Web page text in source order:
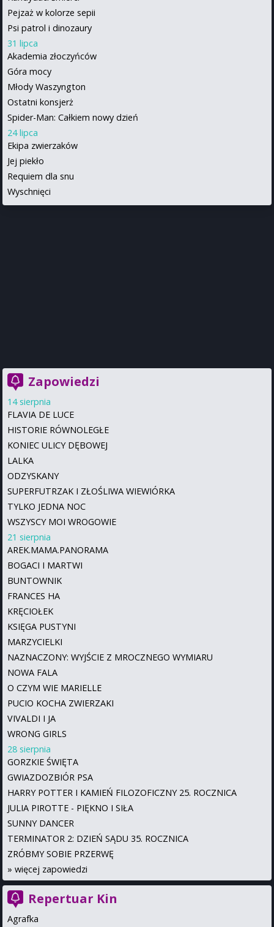
Pejzaż w kolorze sepii
Psi patrol i dinozaury
31 lipca
Akademia złoczyńców
Góra mocy
Młody Waszyngton
Ostatni konsjerż
Spider-Man: Całkiem nowy dzień
24 lipca
Ekipa zwierzaków
Jej piekło
Requiem dla snu
Wyschnięci
Zapowiedzi
14 sierpnia
FLAVIA DE LUCE
HISTORIE RÓWNOLEGŁE
KONIEC ULICY DĘBOWEJ
LALKA
ODZYSKANY
SUPERFUTRZAK I ZŁOŚLIWA WIEWIÓRKA
TYLKO JEDNA NOC
WSZYSCY MOI WROGOWIE
21 sierpnia
AREK.MAMA.PANORAMA
BOGACI I MARTWI
BUNTOWNIK
FRANCES HA
KRĘCIOŁEK
KSIĘGA PUSTYNI
MARZYCIELKI
NAZNACZONY: WYJŚCIE Z MROCZNEGO WYMIARU
NOWA FALA
O CZYM WIE MARIELLE
PUCIO KOCHA ZWIERZAKI
VIVALDI I JA
WRONG GIRLS
28 sierpnia
GORZKIE ŚWIĘTA
GWIAZDOZBIÓR PSA
HARRY POTTER I KAMIEŃ FILOZOFICZNY 25. ROCZNICA
JULIA PIROTTE - PIĘKNO I SIŁA
SUNNY DANCER
TERMINATOR 2: DZIEŃ SĄDU 35. ROCZNICA
ZRÓBMY SOBIE PRZERWĘ
» więcej zapowiedzi
Repertuar Kin
Agrafka